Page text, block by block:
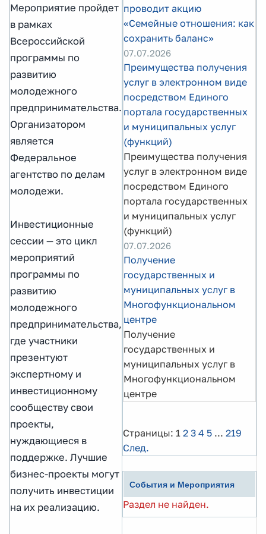
Мероприятие пройдет
в рамках
Всероссийской
программы по
развитию
молодежного
предпринимательства.
Организатором
является
Федеральное
агентство по делам
молодежи.
Инвестиционные
сессии — это цикл
мероприятий
программы по
развитию
молодежного
предпринимательства,
где участники
презентуют
экспертному и
инвестиционному
сообществу свои
проекты,
нуждающиеся в
поддержке. Лучшие
бизнес-проекты могут
получить инвестиции
на их реализацию.
проводит акцию
«Семейные отношения: как
сохранить баланс»
07.07.2026
Преимущества получения
услуг в электронном виде
посредством Единого
портала государственных
и муниципальных услуг
(функций)
Преимущества получения
услуг в электронном виде
посредством Единого
портала государственных
и муниципальных услуг
(функций)
07.07.2026
Получение
государственных и
муниципальных услуг в
Многофункциональном
центре
Получение
государственных и
муниципальных услуг в
Многофункциональном
центре
Страницы: 1 2 3 4 5 ... 219
След.
События и Мероприятия
Раздел не найден.